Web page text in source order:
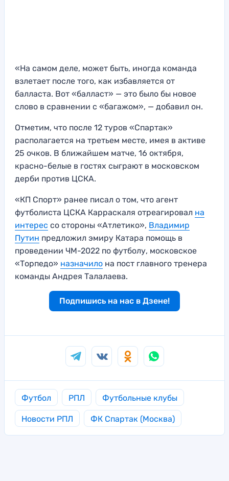
«На самом деле, может быть, иногда команда
взлетает после того, как избавляется от
балласта. Вот «балласт» — это было бы новое
слово в сравнении с «багажом», — добавил он.
Отметим, что после 12 туров «Спартак»
располагается на третьем месте, имея в активе
25 очков. В ближайшем матче, 16 октября,
красно-белые в гостях сыграют в московском
дерби против ЦСКА.
«КП Спорт» ранее писал о том, что агент
футболиста ЦСКА Карраскаля отреагировал на
интерес со стороны «Атлетико», Владимир
Путин предложил эмиру Катара помощь в
проведении ЧМ-2022 по футболу, московское
«Торпедо» назначило на пост главного тренера
команды Андрея Талалаева.
Подпишись на нас в Дзене!
Футбол РПЛ Футбольные клубы
Новости РПЛ ФК Спартак (Москва)